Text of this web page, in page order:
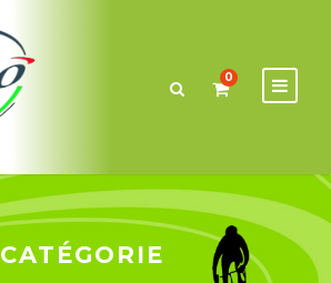
0
CATÉGORIE